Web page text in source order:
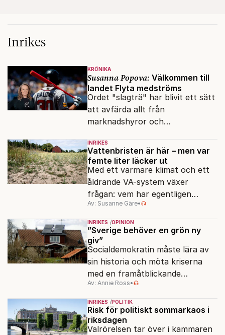
Inrikes
KRÖNIKA
Susanna Popova: Välkommen till
landet Flyta medströms
Ordet "slagträ" har blivit ett sätt
att avfärda allt från
marknadshyror och
om antisemitism.
INRIKES
Vattenbristen är här – men var
femte liter läcker ut
Med ett varmare klimat och ett
åldrande VA-system växer
frågan: vem har egentligen
ansvar för Sveriges
vattenresurser?
Av: Susanne Gäre•
INRIKES OPINION
”Sverige behöver en grön ny
giv”
Socialdemokratin måste lära av
sin historia och möta kriserna
med en framåtblickande
strukturpolitik för att göra
Sverige långsiktigt hållbart,
jämlikt och kriståligt.
Av: Annie Ross•
INRIKES POLITIK
Risk för politiskt sommarkaos i
riksdagen
Valrörelsen tar över i kammaren